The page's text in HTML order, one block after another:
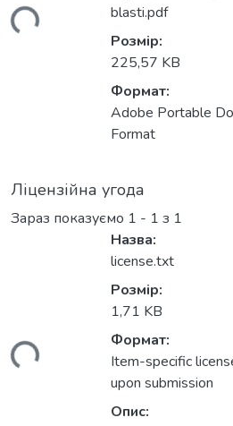
blasti.pdf
Розмір:
225,57 KB
Формат:
Adobe Portable
Format
Ліцензійна угода
Зараз показуємо 1 - 1 з 1
Назва:
license.txt
Розмір:
1,71 KB
Формат:
Item-specific
upon submission
Опис: